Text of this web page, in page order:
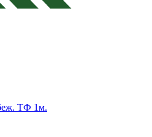
ТФ 1м.